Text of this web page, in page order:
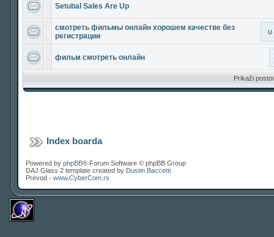
Setubal Sales Are Up
смотреть фильмы онлайн хорошем качестве без
регистрации
u
фильм смотреть онлайн
Prikaži
Index boarda
Powered by phpBB® Forum Software © phpBB Group
DAJ Glass 2 template created by Dustin Baccetti
Prevod - www.CyberCom.rs